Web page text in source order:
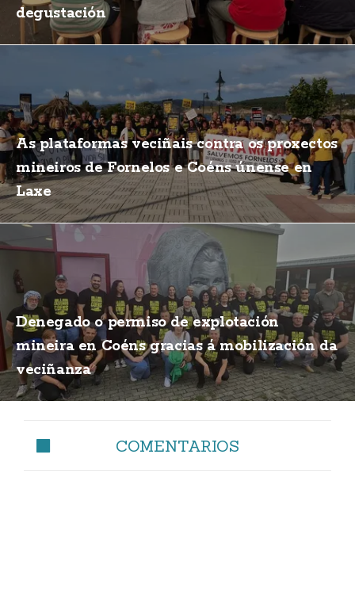
degustación
As plataformas veciñais contra os proxectos
mineiros de Fornelos e Coéns únense en
Laxe
Denegado o permiso de explotación
mineira en Coéns gracias á mobilización da
veciñanza
COMENTARIOS